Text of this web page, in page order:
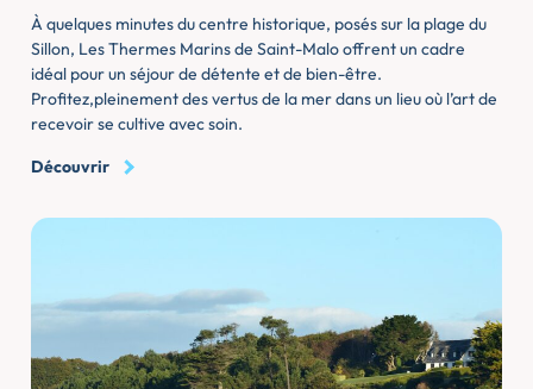
À quelques minutes du centre historique, posés sur la plage du
Sillon, Les Thermes Marins de Saint-Malo offrent un cadre
idéal pour un séjour de détente et de bien-être.
Profitez,pleinement des vertus de la mer dans un lieu où l’art de
recevoir se cultive avec soin.
Découvrir